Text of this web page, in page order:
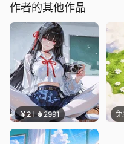
作者的其他作品
￥2 2991 免